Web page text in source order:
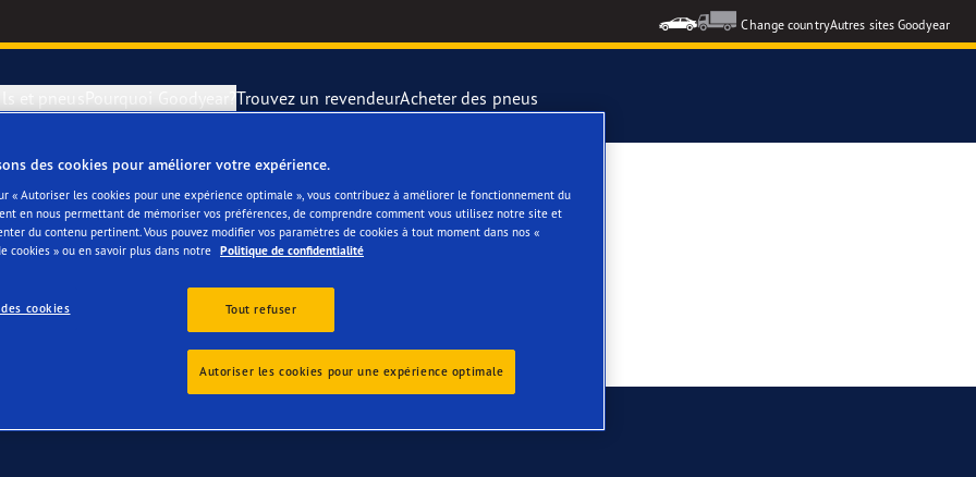
Change countryAutres sites Goodyear
et pneus
et changer vos pneus
Pourquoi Goodyear?
Blimp
RACING
F1 SuperSport
F1 Asymmetric 6
UltraGrip Performance 3
Trouvez un revendeurAcheter des pneus
Ford Explorer
des cookies pour améliorer votre expérience.
« Autoriser les cookies pour une expérience optimale », vous contribuez à améliorer le fonctionnement du
en nous permettant de mémoriser vos préférences, de comprendre comment vous utilisez notre site et
du contenu pertinent. Vous pouvez modifier vos paramètres de cookies à tout moment dans nos «
cookies » ou en savoir plus dans notre Politique de confidentialité
cookies Tout refuser
Autoriser les cookies pour une expérience optimale